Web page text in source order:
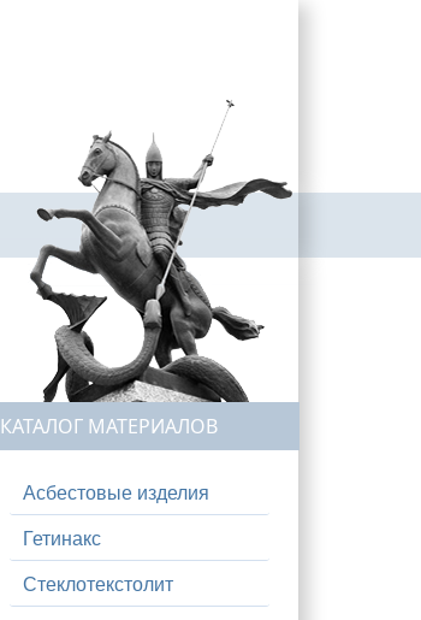
КАТАЛОГ МАТЕРИАЛОВ
Асбестовые изделия
Гетинакс
Стеклотекстолит